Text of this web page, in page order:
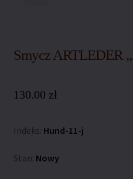
Smycz ARTLEDER
130.00 zł
Indeks: Hund-11-j
Stan: Nowy